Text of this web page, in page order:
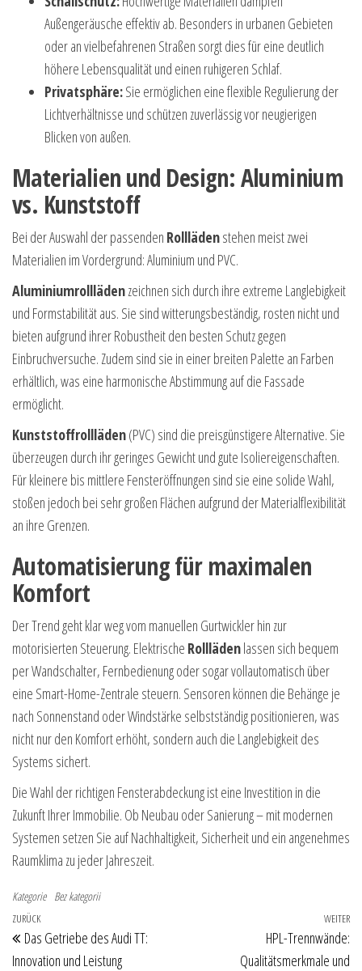
Außengeräusche effektiv ab. Besonders in urbanen Gebieten
oder an vielbefahrenen Straßen sorgt dies für eine deutlich
höhere Lebensqualität und einen ruhigeren Schlaf.
Privatsphäre:Sie ermöglichen eine flexible Regulierung der
Lichtverhältnisse und schützen zuverlässig vor neugierigen
Blicken von außen.
Materialien und Design: Aluminium
vs. Kunststoff
Bei der Auswahl der passenden Rolllädenstehen meist zwei
Materialien im Vordergrund: Aluminium und PVC.
Aluminiumrolllädenzeichnen sich durch ihre extreme Langlebigkeit
und Formstabilität aus. Sie sind witterungsbeständig, rosten nicht und
bieten aufgrund ihrer Robustheit den besten Schutz gegen
Einbruchversuche. Zudem sind sie in einer breiten Palette an Farben
erhältlich, was eine harmonische Abstimmung auf die Fassade
ermöglicht.
Kunststoffrollläden(PVC) sind die preisgünstigere Alternative. Sie
überzeugen durch ihr geringes Gewicht und gute Isoliereigenschaften.
Für kleinere bis mittlere Fensteröffnungen sind sie eine solide Wahl,
stoßen jedoch bei sehr großen Flächen aufgrund der Materialflexibilität
an ihre Grenzen.
Automatisierung für maximalen
Komfort
Der Trend geht klar weg vom manuellen Gurtwickler hin zur
motorisierten Steuerung. Elektrische Rolllädenlassen sich bequem
per Wandschalter, Fernbedienung oder sogar vollautomatisch über
eine Smart-Home-Zentrale steuern. Sensoren können die Behänge je
nach Sonnenstand oder Windstärke selbstständig positionieren, was
nicht nur den Komfort erhöht, sondern auch die Langlebigkeit des
Systems sichert.
Die Wahl der richtigen Fensterabdeckung ist eine Investition in die
Zukunft Ihrer Immobilie. Ob Neubau oder Sanierung – mit modernen
Systemen setzen Sie auf Nachhaltigkeit, Sicherheit und ein angenehmes
Raumklima zu jeder Jahreszeit.
Kategorie Bez kategorii
Beitragsnavigation
Vorheriger Beitrag
ZURÜCK
Das Getriebe des Audi TT:
Innovation und Leistung
WEITER
HPL-Trennwände:
Qualitätsmerkmale und